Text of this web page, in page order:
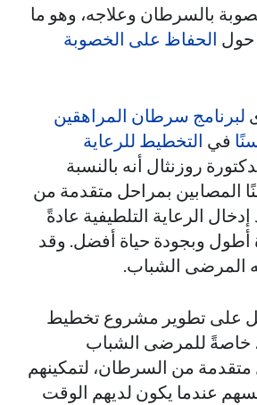
بالسرطان وعلاجه، وهو ما
حول الحفاظ على الخصوبة
لبرنامج سرطان المراهقين
في التخطيط للرعاية
روزنثال أنه بالنسبة
المصابين بمراحل متقدمة من
الرعاية التلطيفية عادةً
أطول وبجودة حياة أفضل. وقد
المرضى الشباب.
على تطوير مشروع تخطيط
خاصةً للمرضى الشباب
متقدمة من السرطان، لتمكينهم
عندما يكون لديهم الوقت